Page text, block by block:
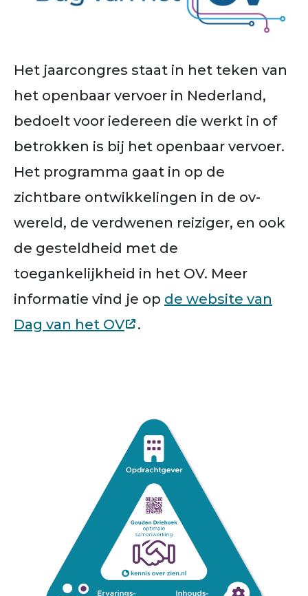
Het jaarcongres staat in het teken van
het openbaar vervoer in Nederland,
bedoelt voor iedereen die werkt in of
betrokken is bij het openbaar vervoer.
Het programma gaat in op de
zichtbare ontwikkelingen in de ov-
wereld, de verdwenen reiziger, en ook
de gesteldheid met de
toegankelijkheid in het OV. Meer
informatie vind je op de website van
Dag van het OV
.